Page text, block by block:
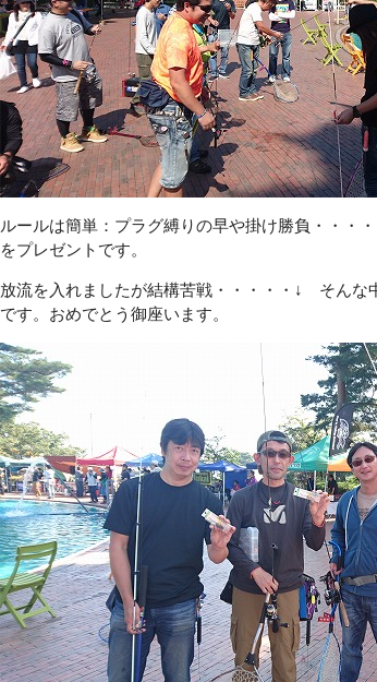
ルールは簡単：プラグ縛りの早や掛け勝負・・
をプレゼントです。
放流を入れましたが結構苦戦・・・・・↓ そんな
です。おめでとう御座います。